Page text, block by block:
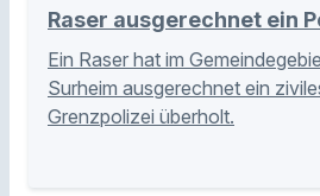
Raser ausgerechnet ein
Ein Raser hat im
Surheim ausgerechnet ein
Grenzpolizei überholt.